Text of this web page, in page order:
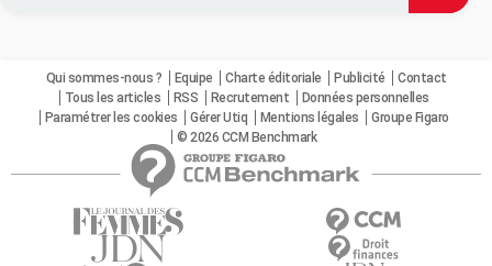
Qui sommes-nous ? Equipe Charte éditoriale Publicité
Contact
Tous les articles
RSS Recrutement
Données personnelles
Paramétrer les cookies
Gérer Utiq Mentions légales
Groupe Figaro
© 2026 CCM Benchmark